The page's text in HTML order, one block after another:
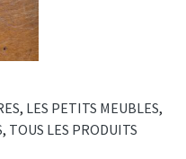
, LES PETITS MEUBLES,
, TOUS LES PRODUITS